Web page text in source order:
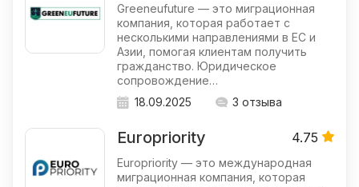
Greeneufuture — это миграционная
компания, которая работает с
несколькими направлениями в ЕС и
Азии, помогая клиентам получить
гражданство. Юридическое
сопровождение…
18.09.2025
3 отзыва
Europriority 4.75
Europriority — это международная
миграционная компания, которая